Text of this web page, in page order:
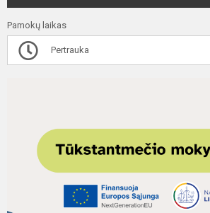
Pamokų laikas
Pertrauka